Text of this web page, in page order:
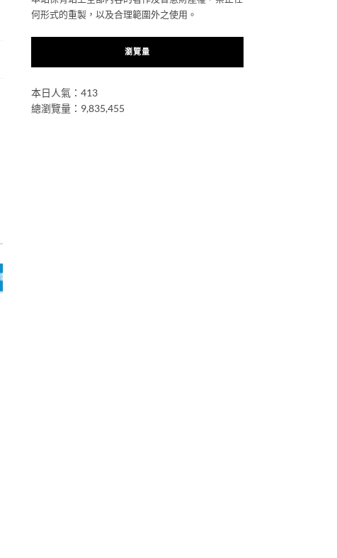
何形式的重製，以及合理範圍外之使用。
瀏覽量
本日人氣：413
總瀏覽量：9,835,455